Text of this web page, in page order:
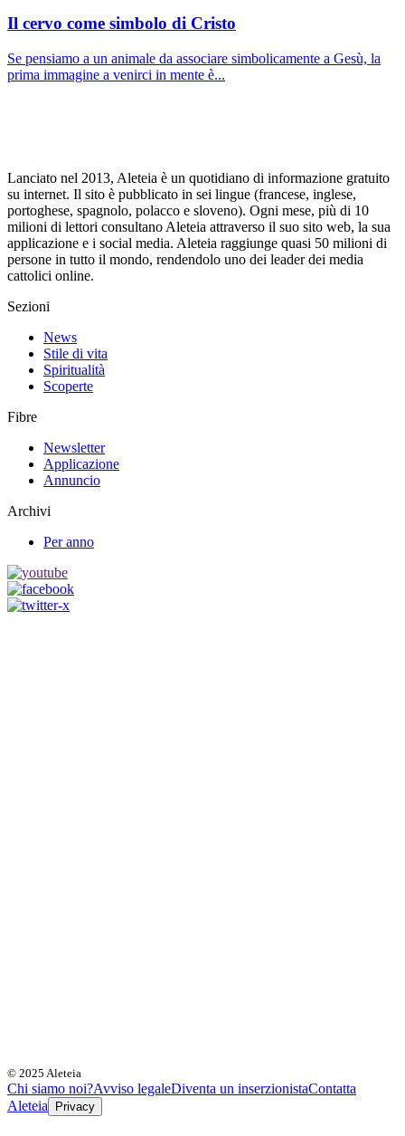
Il cervo come simbolo di Cristo
Se pensiamo a un animale da associare simbolicamente a Gesù, la
prima immagine a venirci in mente è...
Lanciato nel 2013, Aleteia è un quotidiano di informazione gratuito
su internet. Il sito è pubblicato in sei lingue (francese, inglese,
portoghese, spagnolo, polacco e sloveno). Ogni mese, più di 10
milioni di lettori consultano Aleteia attraverso il suo sito web, la sua
applicazione e i social media. Aleteia raggiunge quasi 50 milioni di
persone in tutto il mondo, rendendolo uno dei leader dei media
cattolici online.
Sezioni
News
Stile di vita
Spiritualità
Scoperte
Fibre
Newsletter
Applicazione
Annuncio
Archivi
Per anno
© 2025 Aleteia
Chi siamo noi?Avviso legaleDiventa un inserzionistaContatta
Aleteia
Privacy